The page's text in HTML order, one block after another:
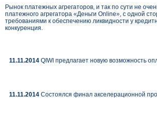
Рынок платежных агрегаторов, и так по сути не
платежного агрегатора «Деньги Online», с одной
требованиями к обеспечению ликвидности у
конкуренция.
11.11.2014 QIWI предлагает новую возможность
11.11.2014 Состоялся финал акселерационной